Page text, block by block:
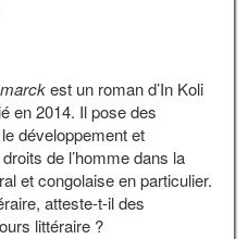
est un roman d’In Koli
en 2014. Il pose des
développement et
de l’homme dans la
et congolaise en particulier.
atteste-t-il des
littéraire ?